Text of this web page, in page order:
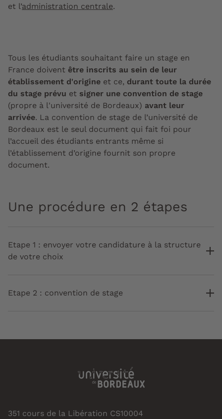
et l’administration centrale.
Tous les étudiants souhaitant faire un stage en
France doivent être inscrits au sein de leur
établissement d'origine et ce, durant toute la durée
du stage prévu et signer une convention de stage
(propre à l'université de Bordeaux) avant leur
arrivée. La convention de stage de l’université de
Bordeaux est le seul document qui fait foi pour
l’accueil des étudiants entrants même si
l’établissement d’origine fournit son propre
document.
Une procédure en 2 étapes
Etape 1 : envoyer votre candidature à la structure
de votre choix
Etape 2 : convention de stage
351 cours de la Libération CS10004